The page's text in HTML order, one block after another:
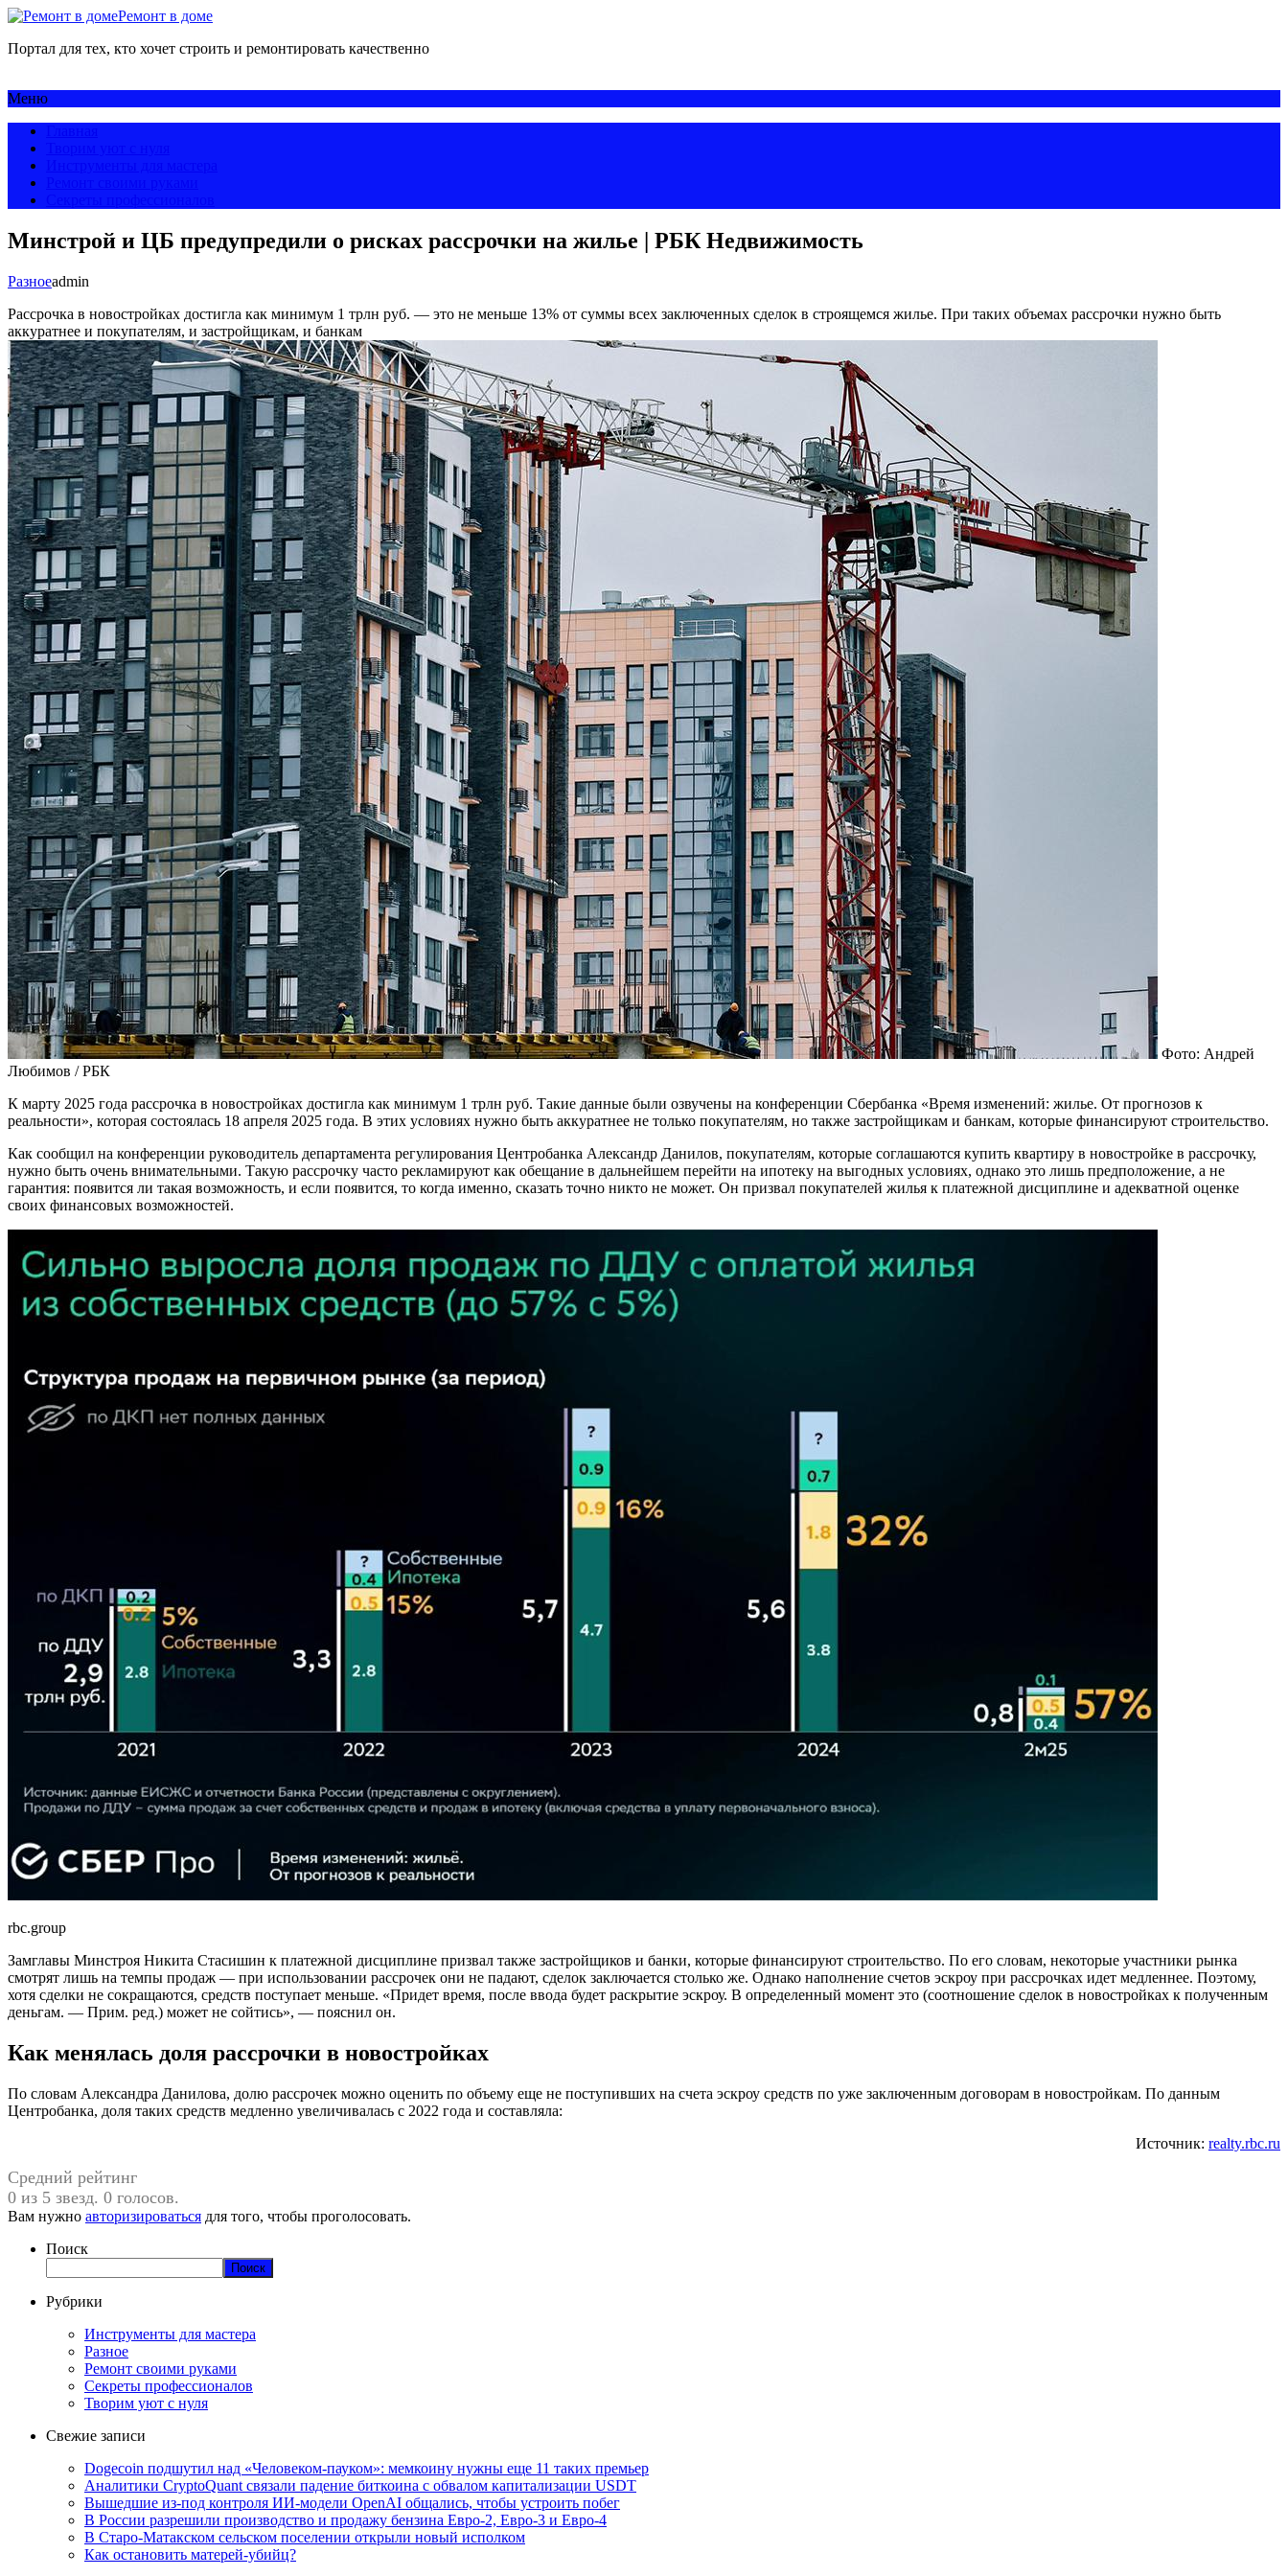
Ремонт в доме
Портал для тех, кто хочет строить и ремонтировать качественно
Меню
Минстрой и ЦБ предупредили о рисках рассрочки на жилье | РБК Недвижимость
Разноеadmin
Рассрочка в новостройках достигла как минимум 1 трлн руб. — это не меньше 13% от суммы всех заключенных сделок в строящемся жилье. При таких объемах рассрочки нужно быть
аккуратнее и покупателям, и застройщикам, и банкам
Фото: Андрей
Любимов / РБК
К марту 2025 года рассрочка в новостройках достигла как минимум 1 трлн руб. Такие данные были озвучены на конференции Сбербанка «Время изменений: жилье. От прогнозов к
реальности», которая состоялась 18 апреля 2025 года. В этих условиях нужно быть аккуратнее не только покупателям, но также застройщикам и банкам, которые финансируют строительство.
Как сообщил на конференции руководитель департамента регулирования Центробанка Александр Данилов, покупателям, которые соглашаются купить квартиру в новостройке в рассрочку,
нужно быть очень внимательными. Такую рассрочку часто рекламируют как обещание в дальнейшем перейти на ипотеку на выгодных условиях, однако это лишь предположение, а не
гарантия: появится ли такая возможность, и если появится, то когда именно, сказать точно никто не может. Он призвал покупателей жилья к платежной дисциплине и адекватной оценке
своих финансовых возможностей.
rbc.group
Замглавы Минстроя Никита Стасишин к платежной дисциплине призвал также застройщиков и банки, которые финансируют строительство. По его словам, некоторые участники рынка
смотрят лишь на темпы продаж — при использовании рассрочек они не падают, сделок заключается столько же. Однако наполнение счетов эскроу при рассрочках идет медленнее. Поэтому,
хотя сделки не сокращаются, средств поступает меньше. «Придет время, после ввода будет раскрытие эскроу. В определенный момент это (соотношение сделок в новостройках к полученным
деньгам. — Прим. ред.) может не сойтись», — пояснил он.
Как менялась доля рассрочки в новостройках
По словам Александра Данилова, долю рассрочек можно оценить по объему еще не поступивших на счета эскроу средств по уже заключенным договорам в новостройкам. По данным
Центробанка, доля таких средств медленно увеличивалась с 2022 года и составляла:
Источник: realty.rbc.ru
Средний рейтинг
0 из 5 звезд. 0 голосов.
Вам нужно авторизироваться для того, чтобы проголосовать.
Поиск
Поиск
Рубрики
Инструменты для мастера
Разное
Ремонт своими руками
Секреты профессионалов
Творим уют с нуля
Свежие записи
Dogecoin подшутил над «Человеком-пауком»: мемкоину нужны еще 11 таких премьер
Аналитики CryptoQuant связали падение биткоина с обвалом капитализации USDT
Вышедшие из-под контроля ИИ-модели OpenAI общались, чтобы устроить побег
В России разрешили производство и продажу бензина Евро-2, Евро-3 и Евро-4
В Старо-Матакском сельском поселении открыли новый исполком
Как остановить матерей-убийц?